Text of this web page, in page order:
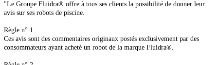
"Le Groupe Fluidra® offre à tous ses clients la possibilité de donner leur
avis sur ses robots de piscine.
Règle n° 1
Ces avis sont des commentaires originaux postés exclusivement par des
consommateurs ayant acheté un robot de la marque Fluidra®.